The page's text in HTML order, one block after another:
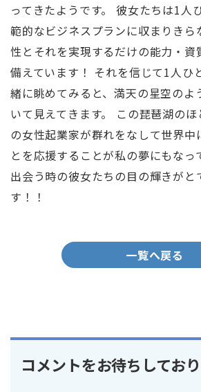
ってきたようです。 彼女たちは1人
範的なビジネスプランに収まりきら
性とそれを実現するだけの能力・資
備えています！ それを信じて1人ひ
緒に眺めてみると、満天の星空のよ
いて見えてきます。 この琵琶湖の
の女性起業家が群れをなして世界中
とを応援することが私の夢にもなっ
出会う時の彼女たちの目の輝きがと
す！！
一覧へ戻る
コメントをお待ちしてお